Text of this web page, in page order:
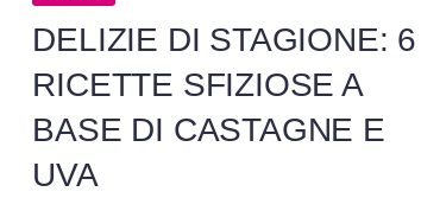
DELIZIE DI STAGIONE: 6
RICETTE SFIZIOSE A
BASE DI CASTAGNE E
UVA